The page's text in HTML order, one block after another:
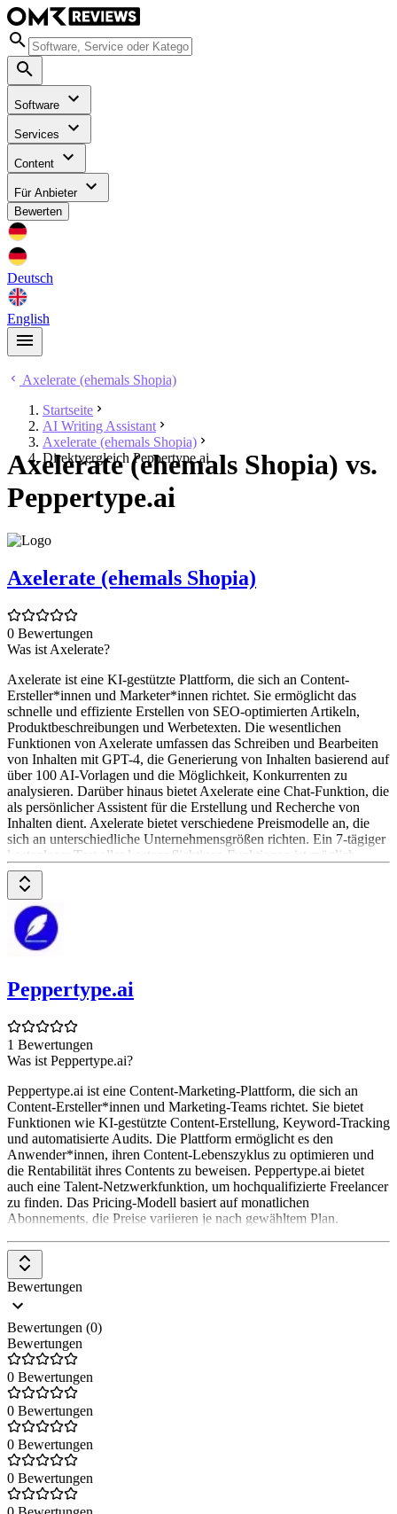
Software
Services
Content
Für Anbieter
Bewerten
Deutsch
English
Axelerate (ehemals Shopia)
Startseite
AI Writing Assistant
Axelerate (ehemals Shopia)
Direktvergleich Peppertype.ai
Axelerate (ehemals Shopia) vs.
Peppertype.ai
Axelerate (ehemals Shopia)
0 Bewertungen
Was ist Axelerate?
Axelerate ist eine KI-gestützte Plattform, die sich an Content-
Ersteller*innen und Marketer*innen richtet. Sie ermöglicht das
schnelle und effiziente Erstellen von SEO-optimierten Artikeln,
Produktbeschreibungen und Werbetexten. Die wesentlichen
Funktionen von Axelerate umfassen das Schreiben und Bearbeiten
von Inhalten mit GPT-4, die Generierung von Inhalten basierend auf
über 100 AI-Vorlagen und die Möglichkeit, Konkurrenten zu
analysieren. Darüber hinaus bietet Axelerate eine Chat-Funktion, die
als persönlicher Assistent für die Erstellung und Recherche von
Inhalten dient. Axelerate bietet verschiedene Preismodelle an, die
sich an unterschiedliche Unternehmensgrößen richten. Ein 7-tägiger
kostenloser Test aller kostenpflichtigen Funktionen ist möglich.
Peppertype.ai
1 Bewertungen
Was ist Peppertype.ai?
Peppertype.ai ist eine Content-Marketing-Plattform, die sich an
Content-Ersteller*innen und Marketing-Teams richtet. Sie bietet
Funktionen wie KI-gestützte Content-Erstellung, Keyword-Tracking
und automatisierte Audits. Die Plattform ermöglicht es den
Anwender*innen, ihren Content-Lebenszyklus zu optimieren und
die Rentabilität ihres Contents zu beweisen. Peppertype.ai bietet
auch eine Talent-Netzwerkfunktion, um hochqualifizierte Freelancer
zu finden. Das Pricing-Modell basiert auf monatlichen
Abonnements, die Preise variieren je nach gewähltem Plan.
Bewertungen
Bewertungen (0)
Bewertungen
0 Bewertungen
0 Bewertungen
0 Bewertungen
0 Bewertungen